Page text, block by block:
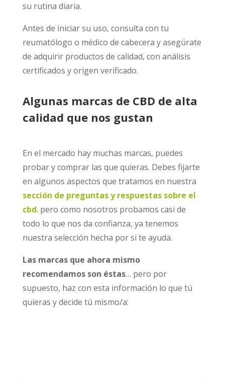
su rutina diaria.
Antes de iniciar su uso, consulta con tu
reumatólogo o médico de cabecera y asegúrate
de adquirir productos de calidad, con análisis
certificados y origen verificado.
Algunas marcas de CBD de alta
calidad que nos gustan
En el mercado hay muchas marcas, puedes
probar y comprar las que quieras. Debes fijarte
en algunos aspectos que tratamos en nuestra
sección de preguntas y respuestas sobre el
cbd. pero como nosotros probamos casi de
todo lo que nos da confianza, ya tenemos
nuestra selección hecha por si te ayuda.
Las marcas que ahora mismo
recomendamos son éstas… pero por
supuesto, haz con esta información lo que tú
quieras y decide tú mismo/a: